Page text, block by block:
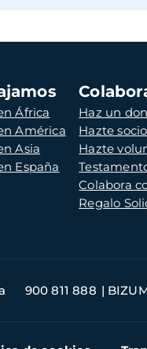
África
América
Asia
España
Haz un
Hazte socio
Hazte
Colabora
Regalo
900 811 888